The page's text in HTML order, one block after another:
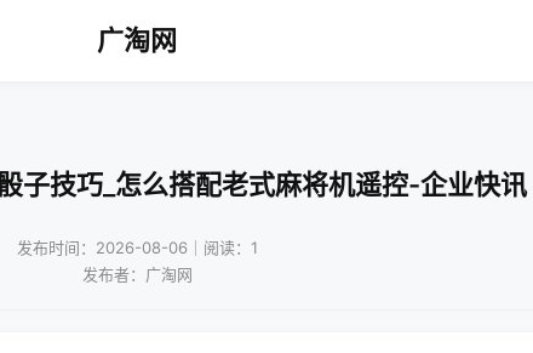
广淘网
子技巧_怎么搭配老式麻将机遥控-企业快讯
发布时间：2026-08-06｜阅读：1
发布者：广淘网